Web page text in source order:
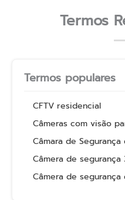
Termos
Termos populares
CFTV residencial
Câmeras com visão
Câmara de
Câmera de segurança
Câmera de